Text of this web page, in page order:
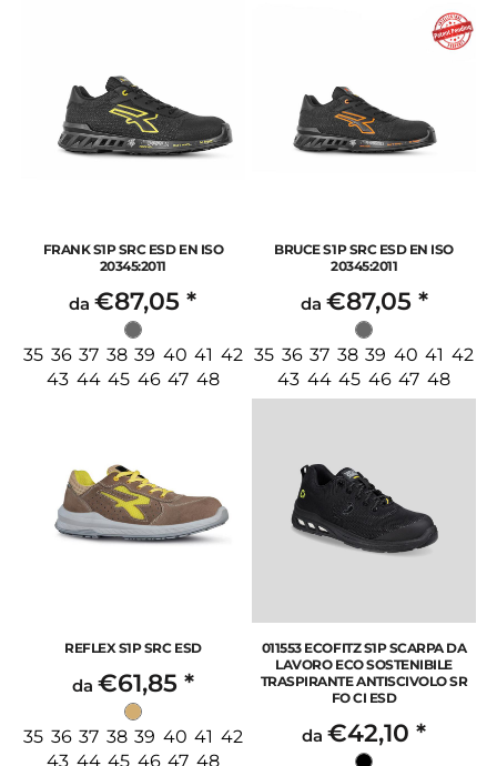
FRANK S1P SRC ESD EN ISO
20345:2011
da€87,05*
35 36 37 38 39 40 41 42
43 44 45 46 47 48
BRUCE S1P SRC ESD EN ISO
20345:2011
da €87,05 *
35 36 37 38 39 40 41 42
43 44 45 46 47 48
REFLEX S1P SRC ESD
da €61,85 *
35 36 37 38 39 40 41 42
43 44 45 46 47 48
011553 ECOFITZ S1P SCARPA DA
LAVORO ECO SOSTENIBILE
TRASPIRANTE ANTISCIVOLO SR
FO CI ESD
da€42,10*